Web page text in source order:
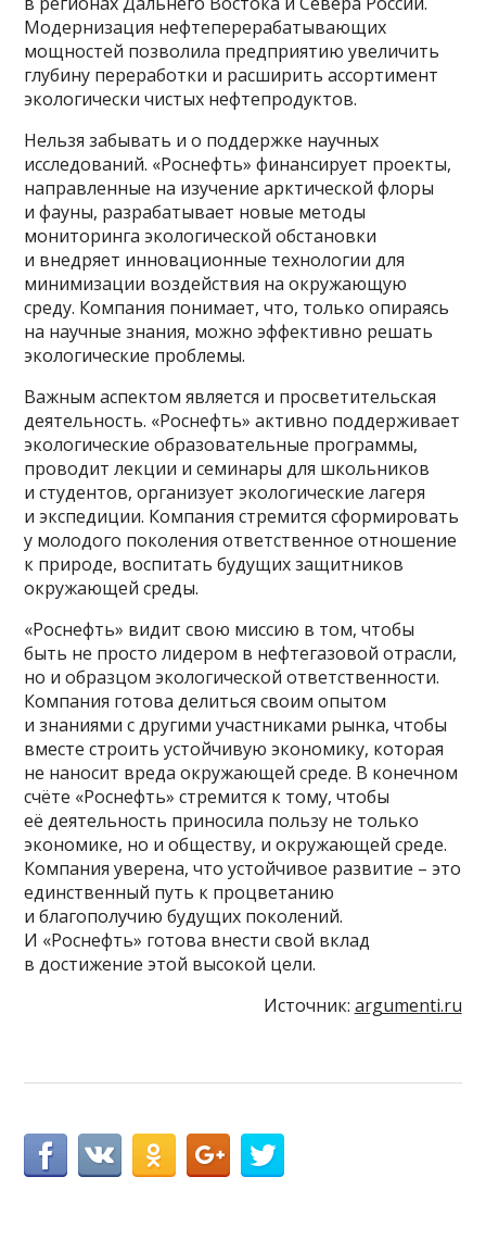
Модернизация нефтеперерабатывающих
мощностей позволила предприятию увеличить
глубину переработки и расширить ассортимент
экологически чистых нефтепродуктов.
Нельзя забывать и о поддержке научных
исследований. «Роснефть» финансирует проекты,
направленные на изучение арктической флоры
и фауны, разрабатывает новые методы
мониторинга экологической обстановки
и внедряет инновационные технологии для
минимизации воздействия на окружающую
среду. Компания понимает, что, только опираясь
на научные знания, можно эффективно решать
экологические проблемы.
Важным аспектом является и просветительская
деятельность. «Роснефть» активно поддерживает
экологические образовательные программы,
проводит лекции и семинары для школьников
и студентов, организует экологические лагеря
и экспедиции. Компания стремится сформировать
у молодого поколения ответственное отношение
к природе, воспитать будущих защитников
окружающей среды.
«Роснефть» видит свою миссию в том, чтобы
быть не просто лидером в нефтегазовой отрасли,
но и образцом экологической ответственности.
Компания готова делиться своим опытом
и знаниями с другими участниками рынка, чтобы
вместе строить устойчивую экономику, которая
не наносит вреда окружающей среде. В конечном
счёте «Роснефть» стремится к тому, чтобы
её деятельность приносила пользу не только
экономике, но и обществу, и окружающей среде.
Компания уверена, что устойчивое развитие – это
единственный путь к процветанию
и благополучию будущих поколений.
И «Роснефть» готова внести свой вклад
в достижение этой высокой цели.
Источник: argumenti.ru